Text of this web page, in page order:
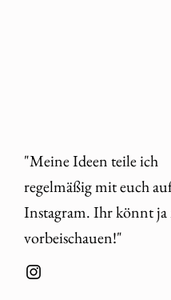
"Meine Ideen teile ich
regelmäßig mit euch
Instagram. Ihr könnt ja
vorbeischauen!"